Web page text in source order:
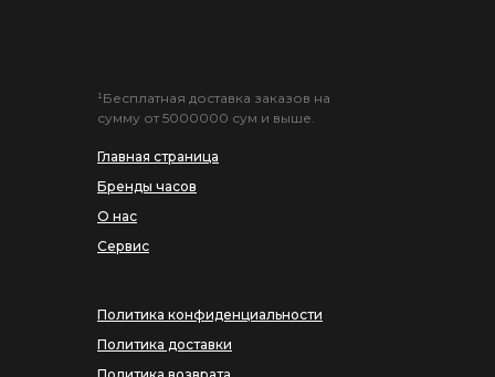
Главная страница
Бренды часов
О нас
Сервис
¹Бесплатная доставка заказов на
сумму от 5000000 сум и выше.
Политика конфиденциальности
Политика доставки